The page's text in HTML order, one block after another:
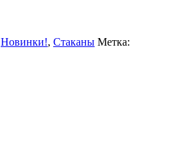
Новинки!, Стаканы Метка: